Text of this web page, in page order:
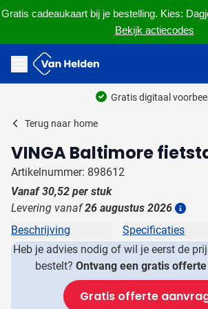
Gratis cadeaukaart bij je bestelling. Kies:
Bekijk actiecodes
Ga naar de inhoud
Menu openen
Gratis digitaal
Terug naar home
VINGA Baltimore
Artikelnummer: 898612
Vanaf30,52 per stuk
Levering vanaf26 augustus 2026
Beschrijving Specificaties
Heb je advies nodig of wil je eerst de
bestelt? Ontvang een gratis
Gratis offerte